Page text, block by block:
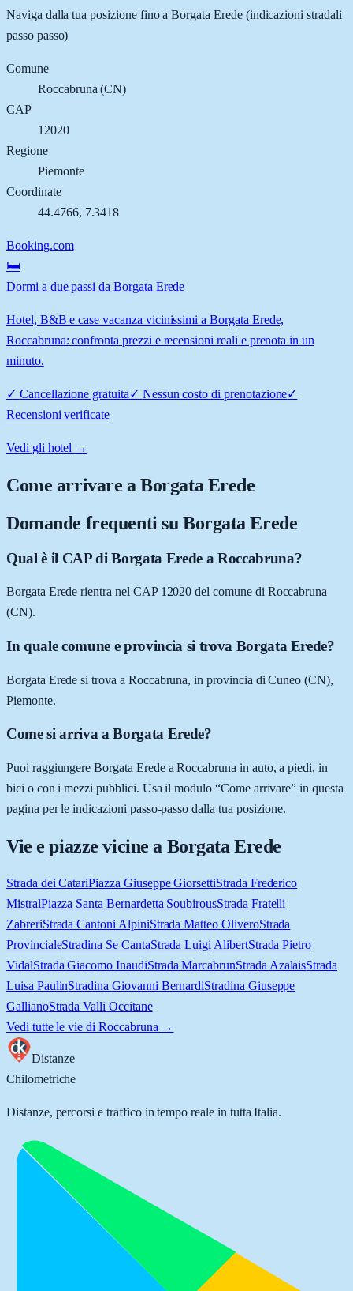
Naviga dalla tua posizione fino aBorgata Erede(indicazioni stradali
passo passo)
Comune
Roccabruna (CN)
CAP
12020
Regione
Piemonte
Coordinate
44.4766, 7.3418
Booking.com
🛏️
Dormi a due passi da Borgata Erede
Hotel, B&B e case vacanza vicinissimi a Borgata Erede,
Roccabruna: confronta prezzi e recensioni reali e prenota in un
minuto.
✓ Cancellazione gratuita✓ Nessun costo di prenotazione✓
Recensioni verificate
Vedi gli hotel →
Come arrivare aBorgata Erede
Domande frequenti su Borgata Erede
Qual è il CAP di Borgata Erede a Roccabruna?
Borgata Erede rientra nel CAP 12020 del comune di Roccabruna
(CN).
In quale comune e provincia si trova Borgata Erede?
Borgata Erede si trova a Roccabruna, in provincia di Cuneo (CN),
Piemonte.
Come si arriva a Borgata Erede?
Puoi raggiungere Borgata Erede a Roccabruna in auto, a piedi, in
bici o con i mezzi pubblici. Usa il modulo “Come arrivare” in questa
pagina per le indicazioni passo-passo dalla tua posizione.
Vie e piazze vicine a Borgata Erede
Strada dei CatariPiazza Giuseppe GiorsettiStrada Frederico
MistralPiazza Santa Bernardetta SoubirousStrada Fratelli
ZabreriStrada Cantoni AlpiniStrada Matteo OliveroStrada
ProvincialeStradina Se CantaStrada Luigi AlibertStrada Pietro
VidalStrada Giacomo InaudiStrada MarcabrunStrada AzalaisStrada
Luisa PaulinStradina Giovanni BernardiStradina Giuseppe
GallianoStrada Valli Occitane
Vedi tutte le vie di Roccabruna →
Distanze
Chilometriche
Distanze, percorsi e traffico in tempo reale in tutta Italia.